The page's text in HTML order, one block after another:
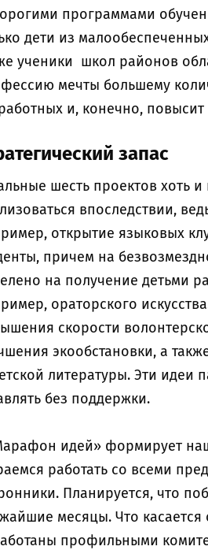
программами
дети из
ученики школ районов
мечты большему
и, конечно,
запас
шесть проектов хоть
впоследствии,
открытие языковых
причем на
на получение детьми
ораторского
скорости
экообстановки, а
литературы. Эти
без поддержки.
идей» формирует
работать со всеми
Планируется, что
месяцы. Что
профильными